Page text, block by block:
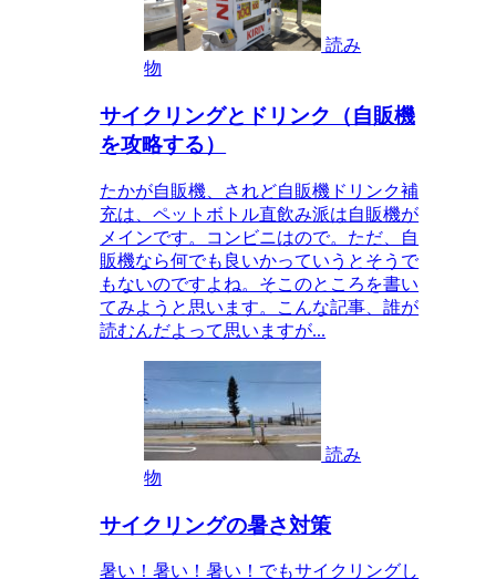
読み
物
サイクリングとドリンク（自販機
を攻略する）
たかが自販機、されど自販機ドリンク補
充は、ペットボトル直飲み派は自販機が
メインです。コンビニはので。ただ、自
販機なら何でも良いかっていうとそうで
もないのですよね。そこのところを書い
てみようと思います。こんな記事、誰が
読むんだよって思いますが...
読み
物
サイクリングの暑さ対策
暑い！暑い！暑い！でもサイクリングし